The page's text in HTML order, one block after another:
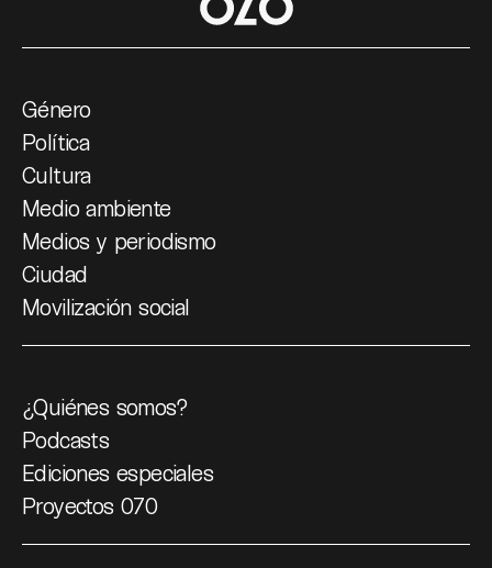
Género
Política
Cultura
Medio ambiente
Medios y periodismo
Ciudad
Movilización social
¿Quiénes somos?
Podcasts
Ediciones especiales
Proyectos 070